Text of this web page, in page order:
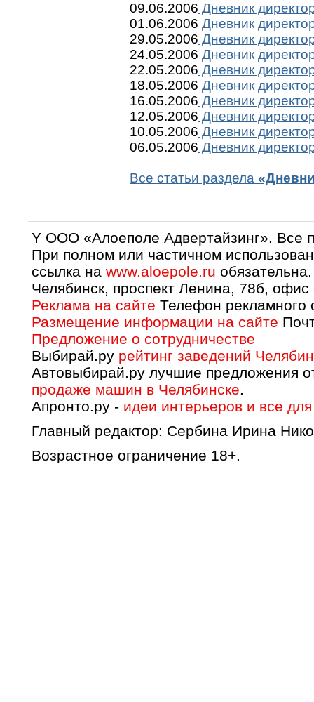
09.06.2006 Дневник
01.06.2006 Дневник
29.05.2006 Дневник
24.05.2006 Дневник
22.05.2006 Дневник
18.05.2006 Дневник
16.05.2006 Дневник
12.05.2006 Дневник
10.05.2006 Дневник
06.05.2006 Дневник
Все статьи раздела
Y OOO «Алоеполе Адвертайзинг».
При полном или частичном
ссылка на www.aloepole.ru обязательна.
Челябинск, проспект Ленина, 78б, офис
Реклама на сайте Телефон рекламного
Размещение информации на сайте
Предложение о сотрудничестве
Выбирай.ру рейтинг заведений
Автовыбирай.ру лучшие предложения
продаже машин в Челябинске.
Апронто.ру - идеи интерьеров и все
Главный редактор: Сербина Ирина
Возрастное ограничение 18+.